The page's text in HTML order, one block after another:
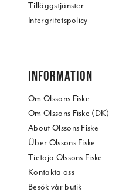
Tilläggstjänster
Intergritetspolicy
INFORMATION
Om Olssons Fiske
Om Olssons Fiske (DK)
About Olssons Fiske
Über Olssons Fiske
Tietoja Olssons Fiske
Kontakta oss
Besök vår butik